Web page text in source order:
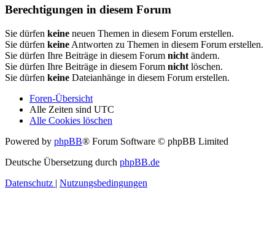
Berechtigungen in diesem Forum
Sie dürfen keine neuen Themen in diesem Forum erstellen.
Sie dürfen keine Antworten zu Themen in diesem Forum erstellen.
Sie dürfen Ihre Beiträge in diesem Forum nicht ändern.
Sie dürfen Ihre Beiträge in diesem Forum nicht löschen.
Sie dürfen keine Dateianhänge in diesem Forum erstellen.
Foren-Übersicht
Alle Zeiten sind UTC
Alle Cookies löschen
Powered by phpBB® Forum Software © phpBB Limited
Deutsche Übersetzung durch phpBB.de
Datenschutz | Nutzungsbedingungen